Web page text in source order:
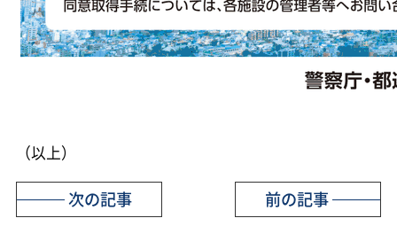
（以上）
前の記事
次の記事